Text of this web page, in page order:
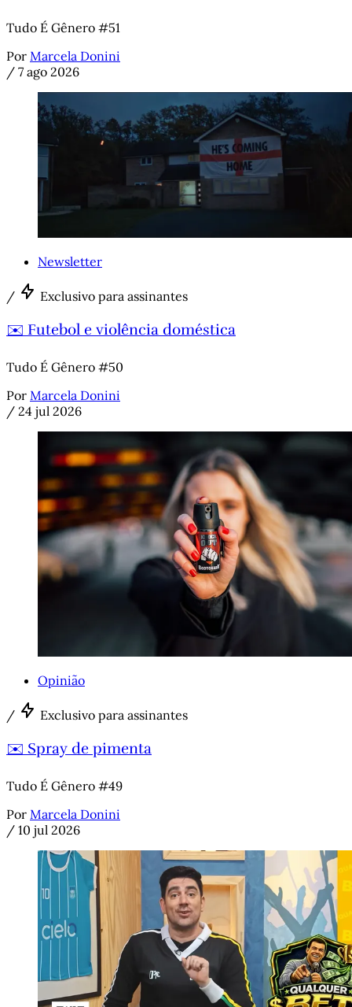
Tudo É Gênero #51
Por Marcela Donini
/ 7 ago 2026
Newsletter
/ Exclusivo para assinantes
✉️ Futebol e violência doméstica
Tudo É Gênero #50
Por Marcela Donini
/ 24 jul 2026
Opinião
/ Exclusivo para assinantes
✉️ Spray de pimenta
Tudo É Gênero #49
Por Marcela Donini
/ 10 jul 2026